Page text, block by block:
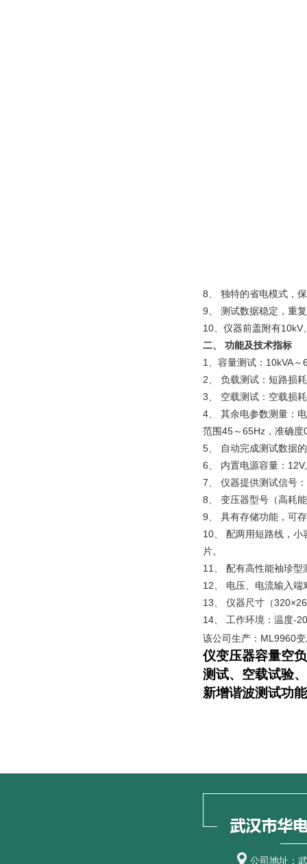
8、 独特的省电模式，
9、 测试数据稳定，重
10、仪器前盖附有
二、 功能及技术指标
1、容量测试：10kVA
2、 负载测试：短路损
3、 空载测试：空载损
4、 其余电参数测量：
范围45～65Hz，准确
5、 自动完成测试数据
6、 内置电源容量：
7、 仪器提供测试信号
8、 变压器型号（高耗
9、 具有存储功能，可
10、 配两用短路线，
片。
11、 配有高性能袖珍
12、 电压、电流输入
13、 仪器尺寸（
14、 工作环境：温度-
该公司生产：ML9960
仪变压器容量空
测试、空载试验
新增谐波测试功
公司地址：